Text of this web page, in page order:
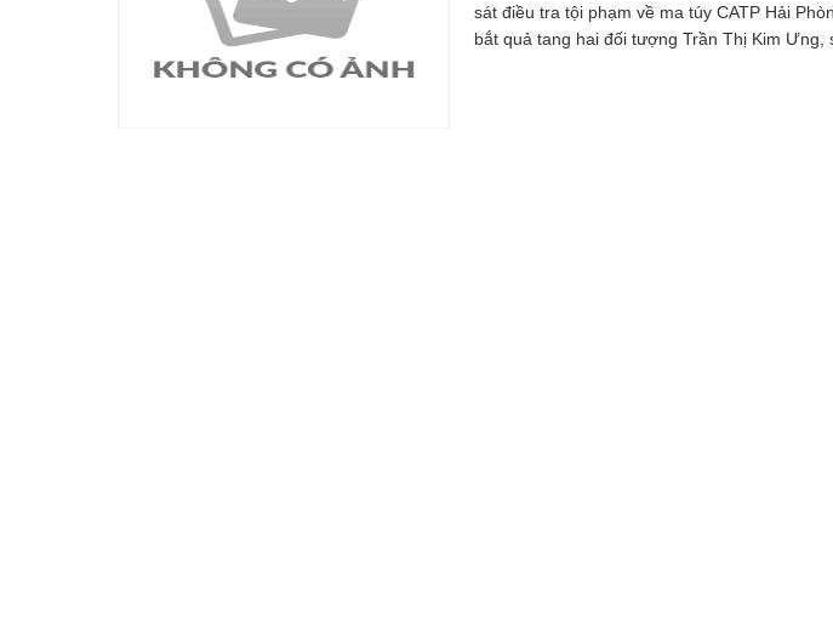
sát điều tra tội phạm về ma túy CATP Hải
bắt quả tang hai đối tượng Trần Thị Kim Ưng,